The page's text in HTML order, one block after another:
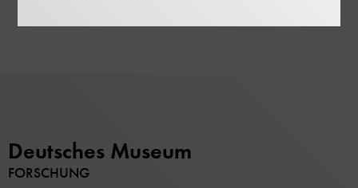
Deutsches Museum
FORSCHUNG